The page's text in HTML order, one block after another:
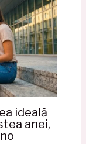
ideală
anei,